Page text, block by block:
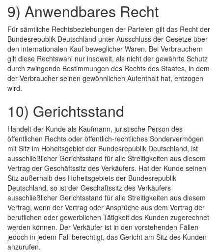
9) Anwendbares Recht
Für sämtliche Rechtsbeziehungen der Parteien gilt das Recht der
Bundesrepublik Deutschland unter Ausschluss der Gesetze über
den internationalen Kauf beweglicher Waren. Bei Verbrauchern
gilt diese Rechtswahl nur insoweit, als nicht der gewährte Schutz
durch zwingende Bestimmungen des Rechts des Staates, in dem
der Verbraucher seinen gewöhnlichen Aufenthalt hat, entzogen
wird.
10) Gerichtsstand
Handelt der Kunde als Kaufmann, juristische Person des
öffentlichen Rechts oder öffentlich-rechtliches Sondervermögen
mit Sitz im Hoheitsgebiet der Bundesrepublik Deutschland, ist
ausschließlicher Gerichtsstand für alle Streitigkeiten aus diesem
Vertrag der Geschäftssitz des Verkäufers. Hat der Kunde seinen
Sitz außerhalb des Hoheitsgebiets der Bundesrepublik
Deutschland, so ist der Geschäftssitz des Verkäufers
ausschließlicher Gerichtsstand für alle Streitigkeiten aus diesem
Vertrag, wenn der Vertrag oder Ansprüche aus dem Vertrag der
beruflichen oder gewerblichen Tätigkeit des Kunden zugerechnet
werden können. Der Verkäufer ist in den vorstehenden Fällen
jedoch in jedem Fall berechtigt, das Gericht am Sitz des Kunden
anzurufen.